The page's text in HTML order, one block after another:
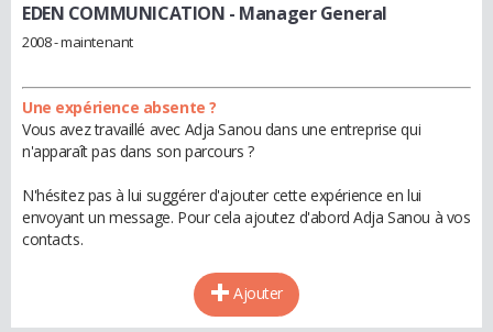
EDEN COMMUNICATION - Manager General
2008 - maintenant
Une expérience absente ?
Vous avez travaillé avec Adja Sanou dans une entreprise qui
n'apparaît pas dans son parcours ?
N'hésitez pas à lui suggérer d'ajouter cette expérience en lui
envoyant un message. Pour cela ajoutez d'abord Adja Sanou à vos
contacts.
Ajouter